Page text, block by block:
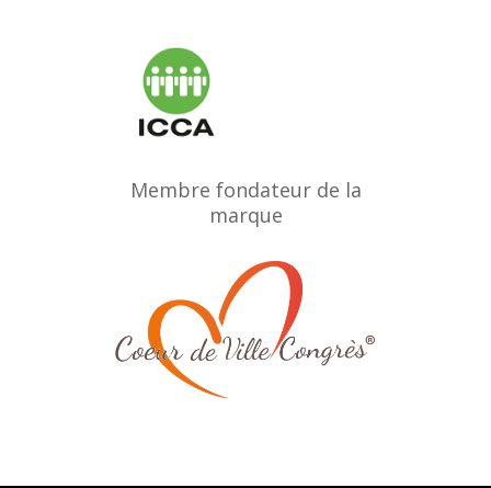
Membre fondateur de la
marque